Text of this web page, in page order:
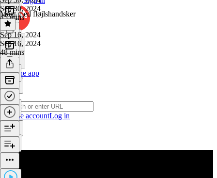
Get the app
Create accountLog in
Sep 30, 2024
45 mins
Magt med fløjlshandsker
Sep 16, 2024
Sep 16, 2024
48 mins